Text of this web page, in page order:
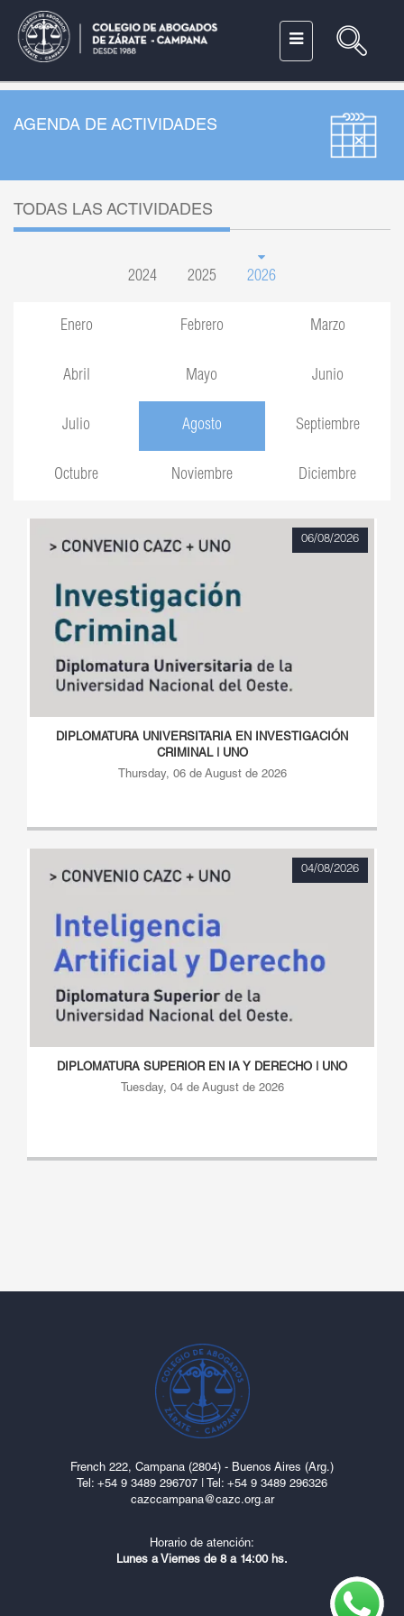
AGENDA DE ACTIVIDADES
TODAS LAS ACTIVIDADES
2024 2025 2026
Enero Febrero Marzo
Abril Mayo Junio
Julio Agosto Septiembre
Octubre Noviembre Diciembre
06/08/2026
DIPLOMATURA UNIVERSITARIA EN INVESTIGACIÓN
CRIMINAL | UNO
Thursday, 06 de August de 2026
04/08/2026
DIPLOMATURA SUPERIOR EN IA Y DERECHO | UNO
Tuesday, 04 de August de 2026
French 222, Campana (2804) - Buenos Aires (Arg.)
Tel: ‎+54 9 3489 296707 | Tel: +54 9 3489 296326
cazccampana@cazc.org.ar
Horario de atención:
Lunes a Viernes de 8 a 14:00 hs.